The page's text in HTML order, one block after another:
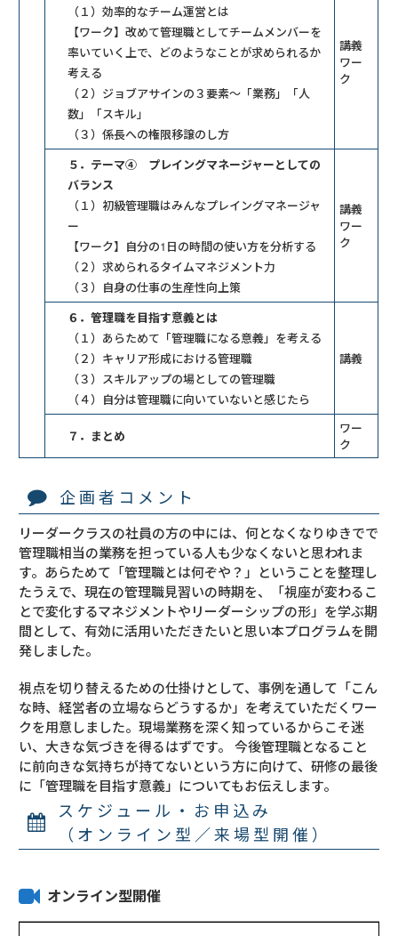
（１）効率的なチーム運営とは
【ワーク】改めて管理職としてチームメンバーを
率いていく上で、どのようなことが求められるか
考える
（２）ジョブアサインの３要素～「業務」「人
数」「スキル」
（３）係長への権限移譲のし方
講義
ワー
ク
５．テーマ④ プレイングマネージャーとしての
バランス
（１）初級管理職はみんなプレイングマネージャ
ー
【ワーク】自分の1日の時間の使い方を分析する
（２）求められるタイムマネジメント力
（３）自身の仕事の生産性向上策
講義
ワー
ク
６．管理職を目指す意義とは
（１）あらためて「管理職になる意義」を考える
（２）キャリア形成における管理職
（３）スキルアップの場としての管理職
（４）自分は管理職に向いていないと感じたら
講義
７．まとめ
ワー
ク
企画者コメント
リーダークラスの社員の方の中には、何となくなりゆきでで
管理職相当の業務を担っている人も少なくないと思われま
す。あらためて「管理職とは何ぞや？」ということを整理し
たうえで、現在の管理職見習いの時期を、「視座が変わるこ
とで変化するマネジメントやリーダーシップの形」を学ぶ期
間として、有効に活用いただきたいと思い本プログラムを開
発しました。
視点を切り替えるための仕掛けとして、事例を通して「こん
な時、経営者の立場ならどうするか」を考えていただくワー
クを用意しました。現場業務を深く知っているからこそ迷
い、大きな気づきを得るはずです。 今後管理職となること
に前向きな気持ちが持てないという方に向けて、研修の最後
に「管理職を目指す意義」についてもお伝えします。
スケジュール・お申込み
（オンライン型／来場型開催）
オンライン型開催